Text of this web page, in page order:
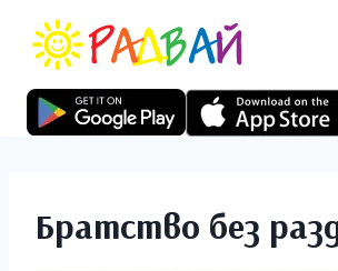
Братство без